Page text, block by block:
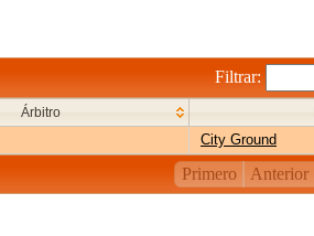
Filtrar:
Árbitro
City Ground
Primero Anterior